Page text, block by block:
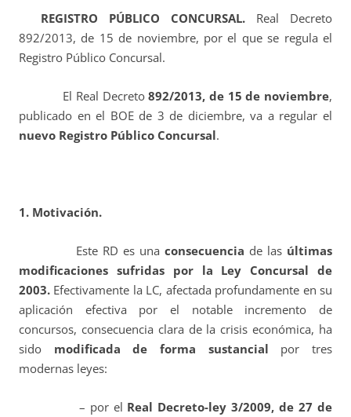
REGISTRO PÚBLICO CONCURSAL. Real Decreto
892/2013, de 15 de noviembre, por el que se regula el
Registro Público Concursal.
El Real Decreto892/2013, de 15 de noviembre,
publicado en el BOE de 3 de diciembre, va a regular el
nuevo Registro Público Concursal.
1. Motivación.
Este RD es una consecuencia de las últimas
modificaciones sufridas por la Ley Concursal de
2003. Efectivamente la LC, afectada profundamente en su
aplicación efectiva por el notable incremento de
concursos, consecuencia clara de la crisis económica, ha
sido modificada de forma sustancial por tres
modernas leyes:
– por el Real Decreto-ley 3/2009, de 27 de